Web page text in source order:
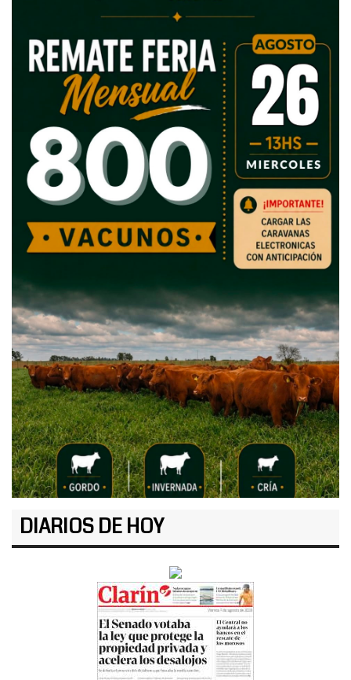
DIARIOS DE HOY